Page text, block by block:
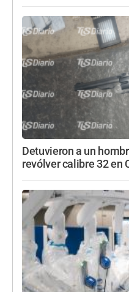
Detuvieron a un
revólver calibre 32 en